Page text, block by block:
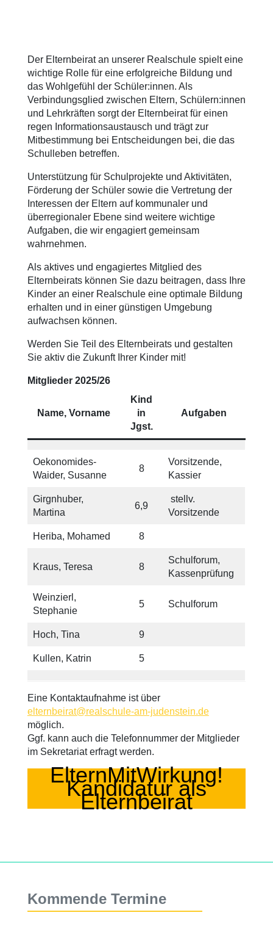
Der Elternbeirat an unserer Realschule spielt eine
wichtige Rolle für eine erfolgreiche Bildung und
das Wohlgefühl der Schüler:innen. Als
Verbindungsglied zwischen Eltern, Schülern:innen
und Lehrkräften sorgt der Elternbeirat für einen
regen Informationsaustausch und trägt zur
Mitbestimmung bei Entscheidungen bei, die das
Schulleben betreffen.
Unterstützung für Schulprojekte und Aktivitäten,
Förderung der Schüler sowie die Vertretung der
Interessen der Eltern auf kommunaler und
überregionaler Ebene sind weitere wichtige
Aufgaben, die wir engagiert gemeinsam
wahrnehmen.
Als aktives und engagiertes Mitglied des
Elternbeirats können Sie dazu beitragen, dass Ihre
Kinder an einer Realschule eine optimale Bildung
erhalten und in einer günstigen Umgebung
aufwachsen können.
Werden Sie Teil des Elternbeirats und gestalten
Sie aktiv die Zukunft Ihrer Kinder mit!
Mitglieder 2025/26
Name, Vorname
Kind
in
Jgst.
Aufgaben
Oekonomides-
Waider, Susanne
8
Vorsitzende,
Kassier
Girgnhuber,
Martina
6,9
stellv.
Vorsitzende
Heriba, Mohamed 8
Kraus, Teresa 8
Schulforum,
Kassenprüfung
Weinzierl,
Stephanie
5 Schulforum
Hoch, Tina 9
Kullen, Katrin 5
Eine Kontaktaufnahme ist über
elternbeirat@realschule-am-judenstein.de
möglich.
Ggf. kann auch die Telefonnummer der Mitglieder
im Sekretariat erfragt werden.
ElternMitWirkung!
Kandidatur als
Elternbeirat
Kommende Termine